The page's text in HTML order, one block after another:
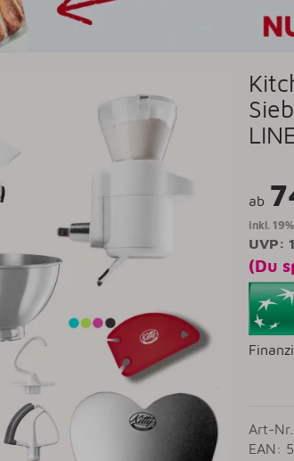
ab
inkl.
UVP:
(Du
Art-
EAN: